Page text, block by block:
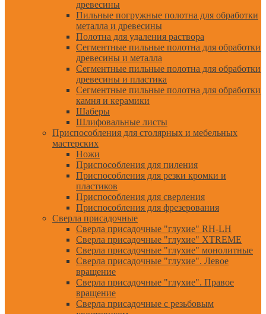
древесины
Пильные погружные полотна для обработки
металла и древесины
Полотна для удаления раствора
Сегментные пильные полотна для обработки
древесины и металла
Сегментные пильные полотна для обработки
древесины и пластика
Сегментные пильные полотна для обработки
камня и керамики
Шаберы
Шлифовальные листы
Приспособления для столярных и мебельных
мастерских
Ножи
Приспособления для пиления
Приспособления для резки кромки и
пластиков
Приспособления для сверления
Приспособления для фрезерования
Сверла присадочные
Сверла присадочные "глухие" RH-LH
Сверла присадочные "глухие" XTREME
Сверла присадочные "глухие" монолитные
Сверла присадочные "глухие". Левое
вращение
Сверла присадочные "глухие". Правое
вращение
Сверла присадочные с резьбовым